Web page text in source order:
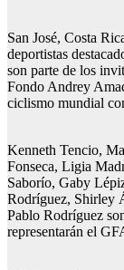
San José, Costa
deportistas
son parte de los
Fondo Andrey
ciclismo mundial
Kenneth Tencio,
Fonseca, Ligia
Saborío, Gaby
Rodríguez, Shirley
Pablo Rodríguez
representarán el